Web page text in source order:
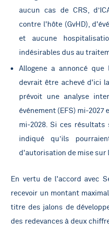
aucun cas de CRS,
contre l'hôte (GvHD),
et aucune
indésirables dus au
Allogene a annoncé
devrait être achevé d'ici
prévoit une analyse
événement (EFS) mi-2027
mi-2028. Si ces résultats
indiqué qu’ils
d'autorisation de mise sur
En vertu de l'accord avec
recevoir un montant
titre des jalons de
des redevances à deux